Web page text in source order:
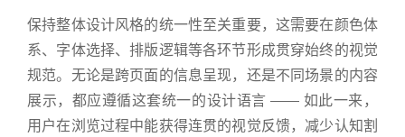
保持整体设计风格的统一性至关重要，这需要在颜色体
系、字体选择、排版逻辑等各环节形成贯穿始终的视觉
规范。无论是跨页面的信息呈现，还是不同场景的内容
展示，都应遵循这套统一的设计语言 —— 如此一来，
用户在浏览过程中能获得连贯的视觉反馈，减少认知割